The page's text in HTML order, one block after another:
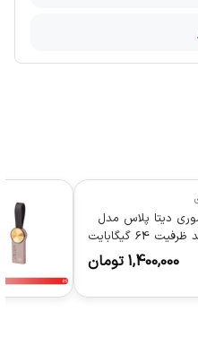
دیتا پلاس مدل
رویال گلد ظرفیت 64 گیگابایت
1,400,000 تومان